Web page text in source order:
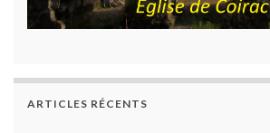
ARTICLES RÉCENTS